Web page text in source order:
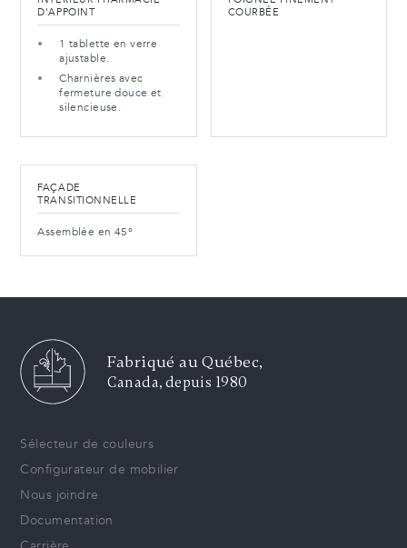
D'APPOINT
1 tablette en verre
ajustable.
Charnières avec
fermeture douce et
silencieuse.
COURBÉE
FAÇADE
TRANSITIONNELLE
Assemblée en 45°
Fabriqué au Québec,
Canada, depuis 1980
Sélecteur de couleurs
Configurateur de mobilier
Nous joindre
Documentation